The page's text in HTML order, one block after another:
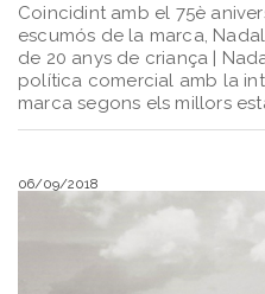
Coincidint amb el 75è
escumós de la marca,
de 20 anys de criança |
política comercial amb la
marca segons els millors
06/09/2018